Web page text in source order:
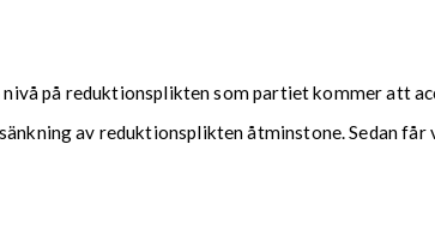
på reduktionsplikten som partiet kommer att
av reduktionsplikten åtminstone. Sedan